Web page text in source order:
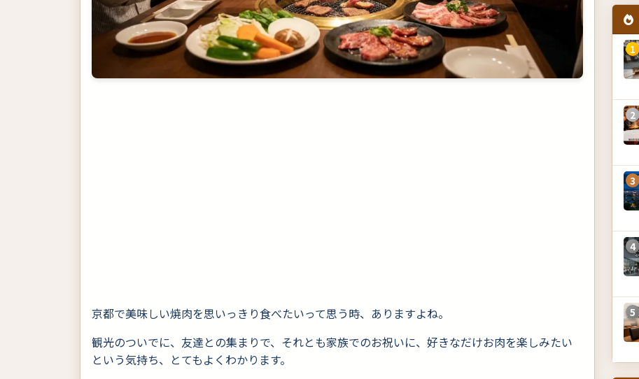
京都で美味しい焼肉を思いっきり食べたいって思う時、ありますよね。
観光のついでに、友達との集まりで、それとも家族でのお祝いに、好きなだけお肉を楽しみたい
という気持ち、とてもよくわかります。
1
2
3
4
5